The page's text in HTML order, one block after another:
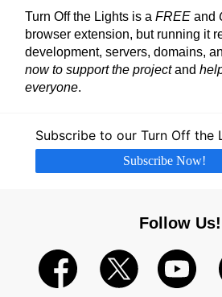
Turn Off the Lights is a FREE and
browser extension, but running it
development, servers, domains,
now to support the projectand
everyone.
Subscribe to our Turn Off the
Subscribe Now!
Follow Us!